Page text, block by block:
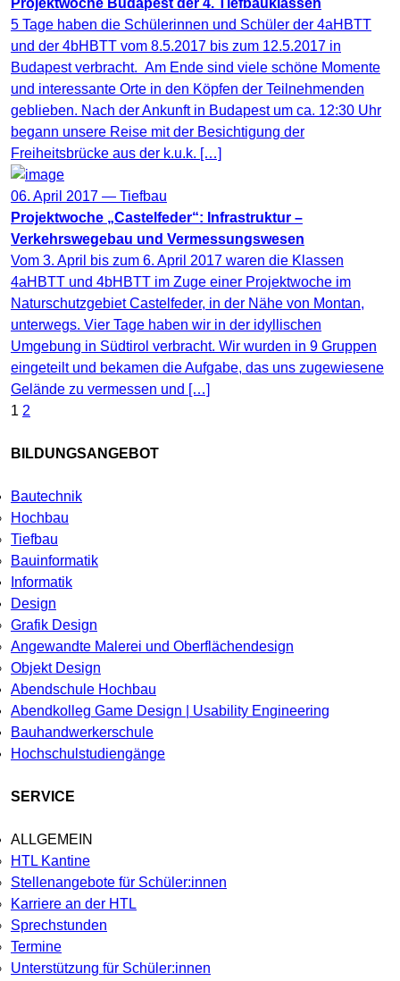
Projektwoche Budapest der 4. Tiefbauklassen
5 Tage haben die Schülerinnen und Schüler der 4aHBTT
und der 4bHBTT vom 8.5.2017 bis zum 12.5.2017 in
Budapest verbracht. Am Ende sind viele schöne Momente
und interessante Orte in den Köpfen der Teilnehmenden
geblieben. Nach der Ankunft in Budapest um ca. 12:30 Uhr
begann unsere Reise mit der Besichtigung der
Freiheitsbrücke aus der k.u.k. […]
06. April 2017 — Tiefbau
Projektwoche „Castelfeder“: Infrastruktur –
Verkehrswegebau und Vermessungswesen
Vom 3. April bis zum 6. April 2017 waren die Klassen
4aHBTT und 4bHBTT im Zuge einer Projektwoche im
Naturschutzgebiet Castelfeder, in der Nähe von Montan,
unterwegs. Vier Tage haben wir in der idyllischen
Umgebung in Südtirol verbracht. Wir wurden in 9 Gruppen
eingeteilt und bekamen die Aufgabe, das uns zugewiesene
Gelände zu vermessen und […]
Seitennummerierung
der
1 2
BILDUNGSANGEBOT
Bautechnik
Hochbau
Tiefbau
Bauinformatik
Informatik
Design
Grafik Design
Angewandte Malerei und Oberflächendesign
Objekt Design
Abendschule Hochbau
Abendkolleg Game Design | Usability Engineering
Bauhandwerkerschule
Hochschulstudiengänge
SERVICE
ALLGEMEIN
HTL Kantine
Stellenangebote für Schüler:innen
Karriere an der HTL
Sprechstunden
Termine
Unterstützung für Schüler:innen